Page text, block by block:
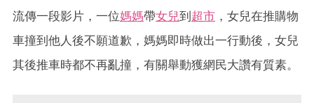
流傳一段影片，一位媽媽帶女兒到超市 ，女兒在推購物
車撞到他人後不願道歉，媽媽即時做出一行動後，女兒
其後推車時都不再亂撞，有關舉動獲網民大讚有質素。